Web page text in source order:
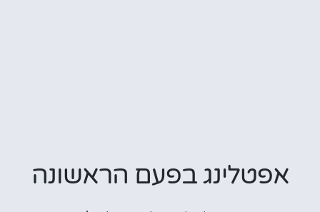
אפטלינג בפעם הראשונה